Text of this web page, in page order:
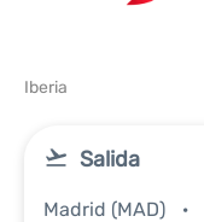
Iberia
Salida
Madrid (MAD)